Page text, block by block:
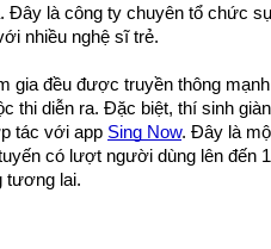
Đây là công ty chuyên tổ chức
nhiều nghệ sĩ trẻ.
gia đều được truyền thông mạnh
thi diễn ra. Đặc biệt, thí sinh
tác với app Sing Now. Đây là
có lượt người dùng lên đến 1
tương lai.